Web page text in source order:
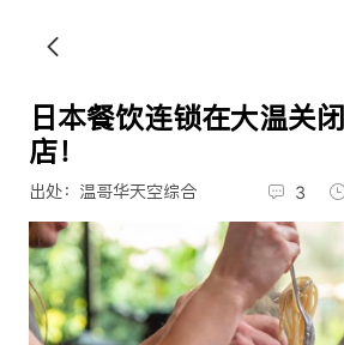
日本餐饮连锁在大温关
店！
出处：温哥华天空综合 3